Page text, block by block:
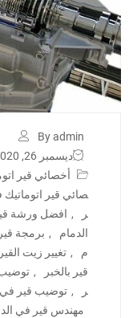
By admin
ديسمبر 26, 2020
أخصائي قير
صائي قير اتوماتيك
ر
, افضل ورشة
الدمام
, برمجة
م
, تغيير زيت
قير بالخبر
, توضيب
ر
, توضيب قير في
مهندس قير في